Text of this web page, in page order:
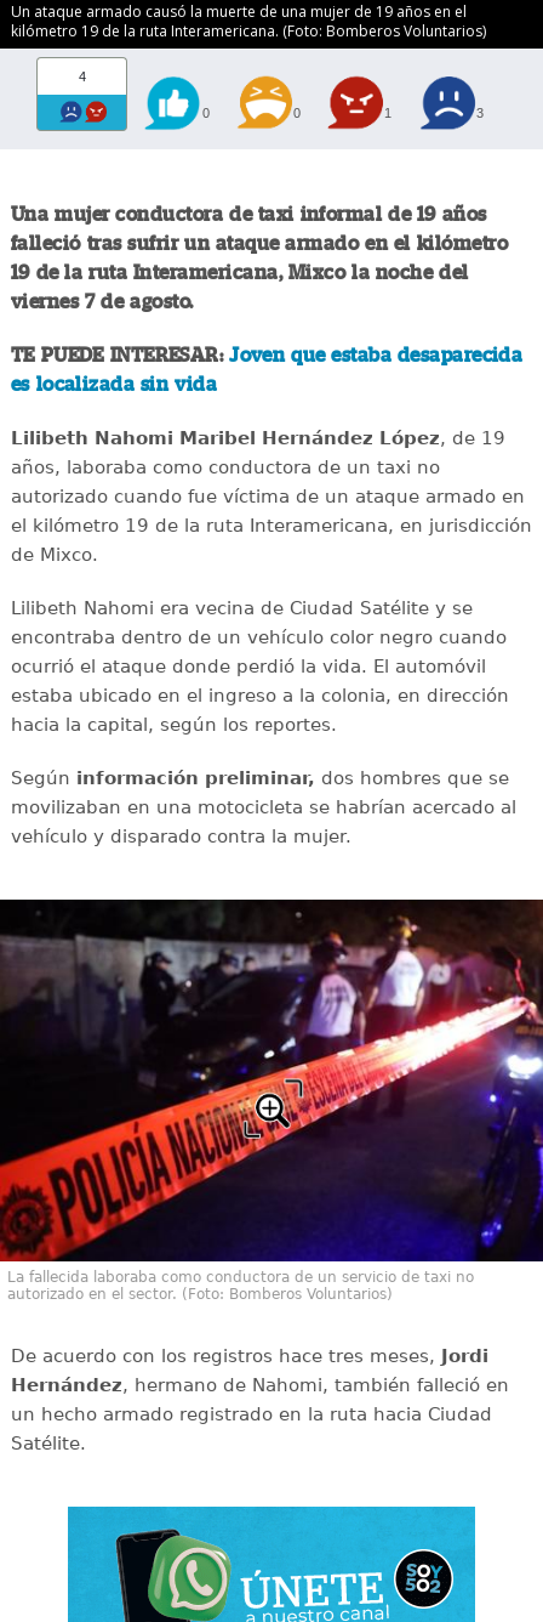
Un ataque armado causó la muerte de una mujer de 19 años en el
kilómetro 19 de la ruta Interamericana. (Foto: Bomberos Voluntarios)
4
0 0 1 3
Una mujer conductora de taxi informal de 19 años
falleció tras sufrir un ataque armado en el kilómetro
19 de la ruta Interamericana, Mixco la noche del
viernes 7 de agosto.
TE PUEDE INTERESAR:Joven que estaba desaparecida
es localizada sin vida
Lilibeth Nahomi Maribel Hernández López, de 19
años, laboraba como conductora de un taxi no
autorizado cuando fue víctima de un ataque armado en
el kilómetro 19 de la ruta Interamericana, en jurisdicción
de Mixco.
Lilibeth Nahomi era vecina de Ciudad Satélite y se
encontraba dentro de un vehículo color negro cuando
ocurrió el ataque donde perdió la vida. El automóvil
estaba ubicado en el ingreso a la colonia, en dirección
hacia la capital, según los reportes.
Según información preliminar, dos hombres que se
movilizaban en una motocicleta se habrían acercado al
vehículo y disparado contra la mujer.
La fallecida laboraba como conductora de un servicio de taxi no
autorizado en el sector. (Foto: Bomberos Voluntarios)
De acuerdo con los registros hace tres meses, Jordi
Hernández, hermano de Nahomi, también falleció en
un hecho armado registrado en la ruta hacia Ciudad
Satélite.